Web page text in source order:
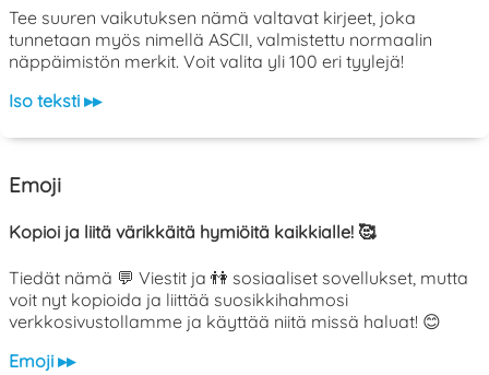
Tee suuren vaikutuksen nämä valtavat kirjeet, joka
tunnetaan myös nimellä ASCII, valmistettu normaalin
näppäimistön merkit. Voit valita yli 100 eri tyylejä!
Iso teksti ▸▸
Emoji
Kopioi ja liitä värikkäitä hymiöitä kaikkialle! 🥰
Tiedät nämä 💬 Viestit ja 👫 sosiaaliset sovellukset, mutta
voit nyt kopioida ja liittää suosikkihahmosi
verkkosivustollamme ja käyttää niitä missä haluat! 😊
Emoji ▸▸